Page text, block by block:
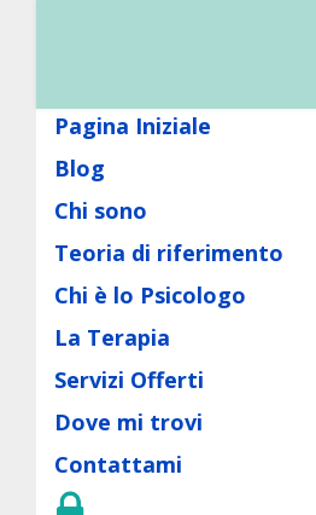
Pagina Iniziale
Blog
Chi sono
Teoria di riferimento
Chi è lo Psicologo
La Terapia
Servizi Offerti
Dove mi trovi
Contattami